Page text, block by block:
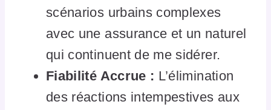
scénarios urbains complexes
avec une assurance et un naturel
qui continuent de me sidérer.
Fiabilité Accrue : L’élimination
des réactions intempestives aux